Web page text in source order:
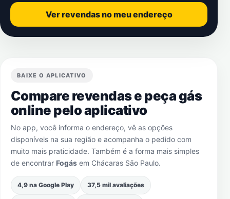
Ver revendas no meu endereço
BAIXE O APLICATIVO
Compare revendas e peça gás
online pelo aplicativo
No app, você informa o endereço, vê as opções
disponíveis na sua região e acompanha o pedido com
muito mais praticidade. Também é a forma mais simples
de encontrar Fogás em Chácaras São Paulo.
4,9 na Google Play 37,5 mil avaliações